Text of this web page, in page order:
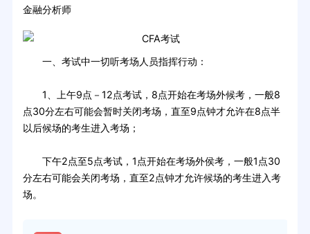
金融分析师
一、考试中一切听考场人员指挥行动：
1、上午9点－12点考试，8点开始在考场外候考，一般8
点30分左右可能会暂时关闭考场，直至9点钟才允许在8点半
以后候场的考生进入考场；
下午2点至5点考试，1点开始在考场外侯考，一般1点30
分左右可能会关闭考场，直至2点钟才允许候场的考生进入考
场。